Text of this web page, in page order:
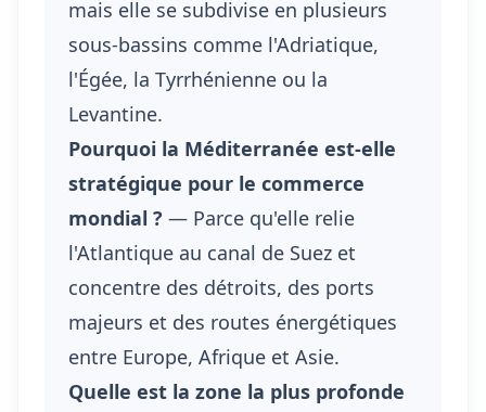
mais elle se subdivise en plusieurs
sous-bassins comme l'Adriatique,
l'Égée, la Tyrrhénienne ou la
Levantine.
Pourquoi la Méditerranée est-elle
stratégique pour le commerce
mondial ? — Parce qu'elle relie
l'Atlantique au canal de Suez et
concentre des détroits, des ports
majeurs et des routes énergétiques
entre Europe, Afrique et Asie.
Quelle est la zone la plus profonde